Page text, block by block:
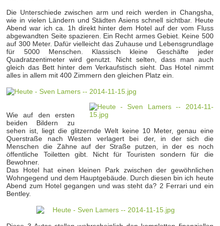
Die Unterschiede zwischen arm und reich werden in Changsha,
wie in vielen Ländern und Städten Asiens schnell sichtbar. Heute
Abend war ich ca. 1h direkt hinter dem Hotel auf der vom Fluss
abgewandten Seite spazieren. Ein Recht armes Gebiet. Keine 500
auf 300 Meter. Dafür vielleicht das Zuhause und Lebensgrundlage
für 5000 Menschen. Klassisch kleine Geschäfte jeder
Quadratzentimeter wird genutzt. Nicht selten, dass man auch
gleich das Bett hinter dem Verkaufstisch sieht. Das Hotel nimmt
alles in allem mit 400 Zimmern den gleichen Platz ein.
Wie auf den ersten
beiden Bildern zu
sehen ist, liegt die glitzernde Welt keine 10 Meter, genau eine
Querstraße nach Westen verlagert bei der, in der sich die
Menschen die Zähne auf der Straße putzen, in der es noch
öffentliche Toiletten gibt. Nicht für Touristen sondern für die
Bewohner.
Das Hotel hat einen kleinen Park zwischen der gewöhnlichen
Wohngegend und dem Hauptgebäude. Durch diesen bin ich heute
Abend zum Hotel gegangen und was steht da? 2 Ferrari und ein
Bentley.